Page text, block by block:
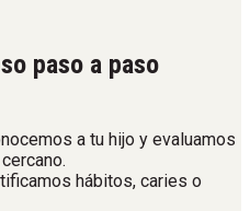
paso a paso
a tu hijo y evaluamos
hábitos, caries o